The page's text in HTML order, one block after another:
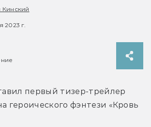
Кинский
2023 г.
первый тизер-трейлер
героического фэнтези «Кровь